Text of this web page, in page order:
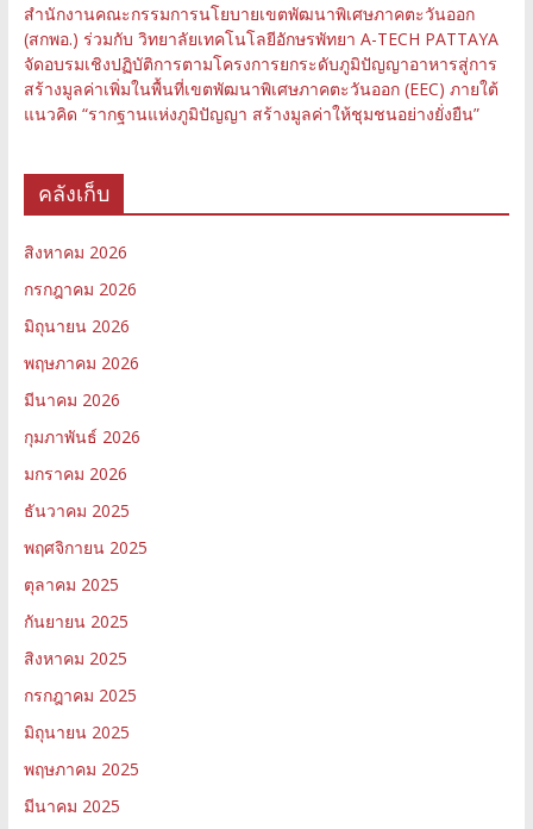
สำนักงานคณะกรรมการนโยบายเขตพัฒนาพิเศษภาคตะวันออก
(สกพอ.) ร่วมกับ วิทยาลัยเทคโนโลยีอักษรพัทยา A-TECH PATTAYA
จัดอบรมเชิงปฏิบัติการตามโครงการยกระดับภูมิปัญญาอาหารสู่การ
สร้างมูลค่าเพิ่มในพื้นที่เขตพัฒนาพิเศษภาคตะวันออก (EEC) ภายใต้
แนวคิด “รากฐานแห่งภูมิปัญญา สร้างมูลค่าให้ชุมชนอย่างยั่งยืน”
คลังเก็บ
สิงหาคม 2026
กรกฎาคม 2026
มิถุนายน 2026
พฤษภาคม 2026
มีนาคม 2026
กุมภาพันธ์ 2026
มกราคม 2026
ธันวาคม 2025
พฤศจิกายน 2025
ตุลาคม 2025
กันยายน 2025
สิงหาคม 2025
กรกฎาคม 2025
มิถุนายน 2025
พฤษภาคม 2025
มีนาคม 2025